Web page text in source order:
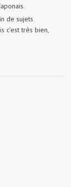
de sujets
c’est très bien,